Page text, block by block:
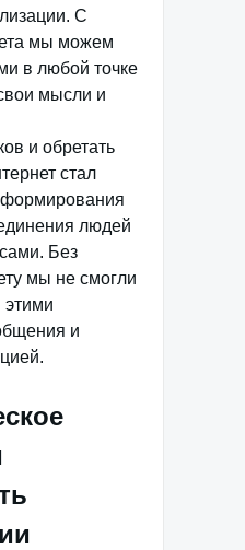
С
мы можем
в любой точке
мысли и
и обретать
стал
людей
Без
мы не смогли
этими
и